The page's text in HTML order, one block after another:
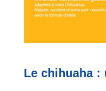
Le chihuaha :